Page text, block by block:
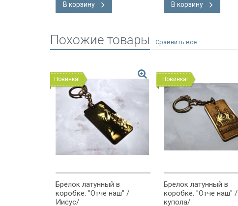
В корзину В корзину
Похожие товары
Новинка!
Брелок латунный в
коробке: "Отче наш" /
Иисус/
Новинка!
Брелок латунный в
коробке: "Отче наш" /
купола/